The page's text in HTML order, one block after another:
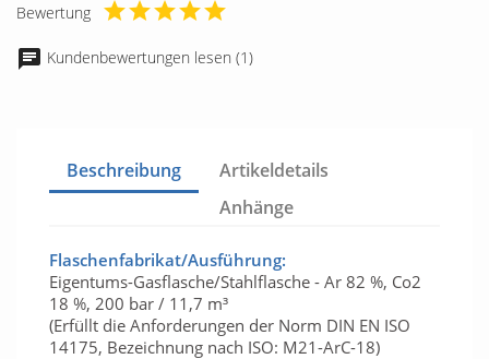
Bewertung
Kundenbewertungen lesen (1)
Beschreibung
Artikeldetails
Anhänge
Flaschenfabrikat/Ausführung:
Eigentums-Gasflasche/Stahlflasche - Ar 82 %, Co2
18 %, 200 bar / 11,7 m³
(Erfüllt die Anforderungen der Norm DIN EN ISO
14175, Bezeichnung nach ISO: M21-ArC-18)